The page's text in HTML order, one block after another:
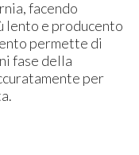
facendo
lento e producento
permette di
fase della
per